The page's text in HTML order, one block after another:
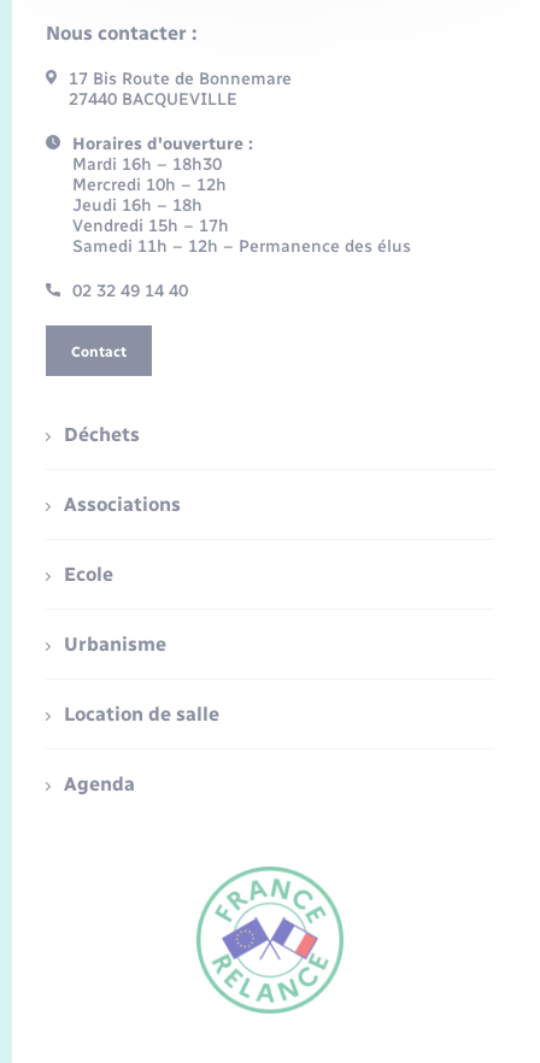
FR
Nous contacter :
17 Bis Route de Bonnemare
27440 BACQUEVILLE
Horaires d'ouverture :
Mardi 16h – 18h30
Mercredi 10h – 12h
Jeudi 16h – 18h
Vendredi 15h – 17h
Samedi 11h – 12h – Permanence des élus
02 32 49 14 40
Contact
Déchets
Associations
Ecole
Urbanisme
Location de salle
Agenda